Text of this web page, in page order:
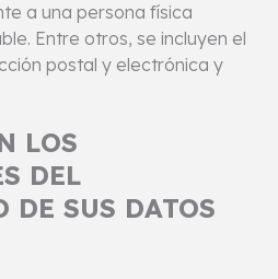
a una persona física
Entre otros, se incluyen el
postal y electrónica y
LOS
DEL
DE SUS DATOS